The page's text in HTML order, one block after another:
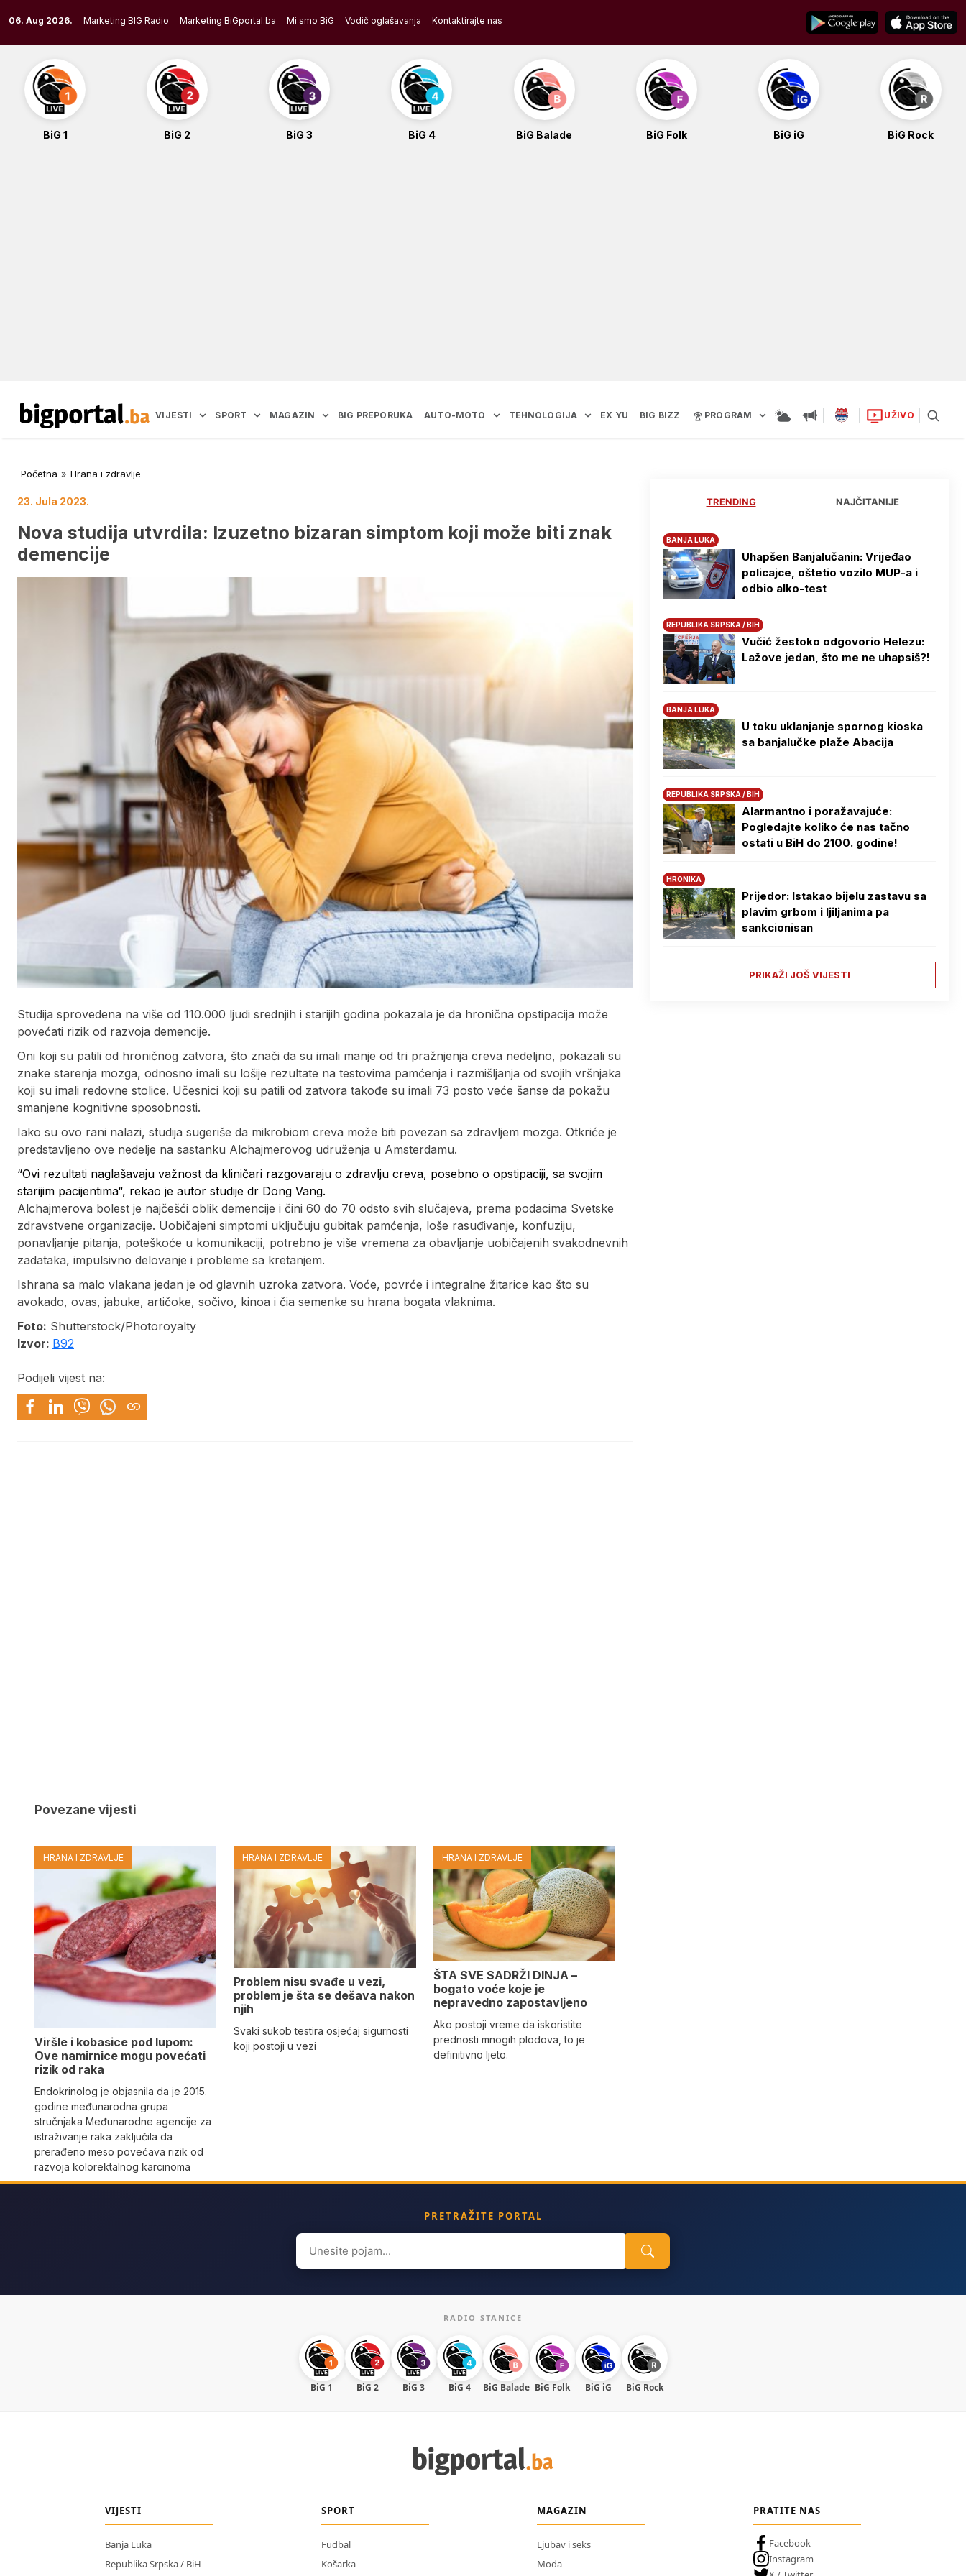
to
content
06. Aug 2026. Marketing BIG Radio Marketing BiGportal.ba Mi smo BiG Vodič oglašavanja Kontaktirajte nas
BiG 1 BiG 2 BiG 3 BiG 4 BiG Balade BiG Folk BiG iG BiG Rock
VIJESTI SPORT MAGAZIN BIG PREPORUKA AUTO-MOTO TEHNOLOGIJA EX YU BIG BIZZ PROGRAM UŽIVO
Početna » Hrana i zdravlje
23. Jula 2023.
Nova studija utvrdila: Izuzetno bizaran simptom koji može biti znak
demencije
Studija sprovedena na više od 110.000 ljudi srednjih i starijih godina pokazala je da hronična opstipacija može
povećati rizik od razvoja demencije.
Oni koji su patili od hroničnog zatvora, što znači da su imali manje od tri pražnjenja creva nedeljno, pokazali su
znake starenja mozga, odnosno imali su lošije rezultate na testovima pamćenja i razmišljanja od svojih vršnjaka
koji su imali redovne stolice. Učesnici koji su patili od zatvora takođe su imali 73 posto veće šanse da pokažu
smanjene kognitivne sposobnosti.
Iako su ovo rani nalazi, studija sugeriše da mikrobiom creva može biti povezan sa zdravljem mozga. Otkriće je
predstavljeno ove nedelje na sastanku Alchajmerovog udruženja u Amsterdamu.
“Ovi rezultati naglašavaju važnost da kliničari razgovaraju o zdravlju creva, posebno o opstipaciji, sa svojim
starijim pacijentima“, rekao je autor studije dr Dong Vang.
Alchajmerova bolest je najčešći oblik demencije i čini 60 do 70 odsto svih slučajeva, prema podacima Svetske
zdravstvene organizacije. Uobičajeni simptomi uključuju gubitak pamćenja, loše rasuđivanje, konfuziju,
ponavljanje pitanja, poteškoće u komunikaciji, potrebno je više vremena za obavljanje uobičajenih svakodnevnih
zadataka, impulsivno delovanje i probleme sa kretanjem.
Ishrana sa malo vlakana jedan je od glavnih uzroka zatvora. Voće, povrće i integralne žitarice kao što su
avokado, ovas, jabuke, artičoke, sočivo, kinoa i čia semenke su hrana bogata vlaknima.
Foto: Shutterstock/Photoroyalty
Izvor: B92
Podijeli vijest na:
Povezane vijesti
HRANA I ZDRAVLJE
Viršle i kobasice pod lupom:
Ove namirnice mogu povećati
rizik od raka
Endokrinolog je objasnila da je 2015.
godine međunarodna grupa
stručnjaka Međunarodne agencije za
istraživanje raka zaključila da
prerađeno meso povećava rizik od
razvoja kolorektalnog karcinoma
HRANA I ZDRAVLJE
Problem nisu svađe u vezi,
problem je šta se dešava nakon
njih
Svaki sukob testira osjećaj sigurnosti
koji postoji u vezi
HRANA I ZDRAVLJE
ŠTA SVE SADRŽI DINJA –
bogato voće koje je
nepravedno zapostavljeno
Ako postoji vreme da iskoristite
prednosti mnogih plodova, to je
definitivno ljeto.
TRENDING NAJČITANIJE
BANJA LUKA
Uhapšen Banjalučanin: Vrijeđao
policajce, oštetio vozilo MUP-a i
odbio alko-test
REPUBLIKA SRPSKA / BIH
Vučić žestoko odgovorio Helezu:
Lažove jedan, što me ne uhapsiš?!
BANJA LUKA
U toku uklanjanje spornog kioska
sa banjalučke plaže Abacija
REPUBLIKA SRPSKA / BIH
Alarmantno i poražavajuće:
Pogledajte koliko će nas tačno
ostati u BiH do 2100. godine!
HRONIKA
Prijedor: Istakao bijelu zastavu sa
plavim grbom i ljiljanima pa
sankcionisan
PRIKAŽI JOŠ VIJESTI
PRETRAŽITE PORTAL
Search
for:
RADIO STANICE
BiG 1 BiG 2 BiG 3 BiG 4 BiG Balade BiG Folk BiG iG BiG Rock
VIJESTI
Banja Luka
Republika Srpska / BiH
SPORT
Fudbal
Košarka
MAGAZIN
Ljubav i seks
Moda
PRATITE NAS
Facebook
Instagram